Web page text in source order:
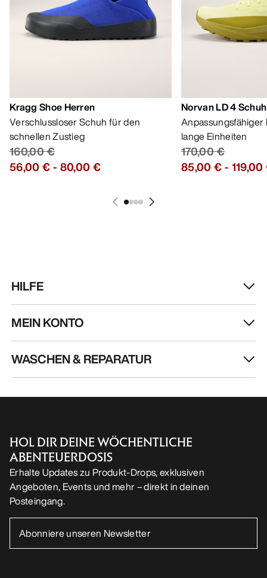
Kragg Shoe Herren
Verschlussloser Schuh für den
schnellen Zustieg
160,00 €
56,00 €- 80,00 €
Norvan LD 4
lange Einheiten
170,00 €
85,00 €-
HILFE
MEIN KONTO
WASCHEN & REPARATUR
HOL DIR DEINE WÖCHENTLICHE
ABENTEUERDOSIS
Erhalte Updates zu Produkt-Drops, exklusiven
Angeboten, Events und mehr – direkt in deinen
Posteingang.